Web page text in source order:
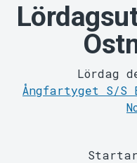
Lördag
Ångfartyget S/S